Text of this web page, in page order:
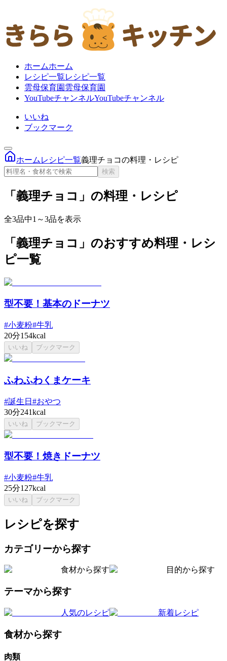
ホームホーム
レシピ一覧レシピ一覧
雲母保育園 雲母保育園
YouTubeチャンネルYouTubeチャンネル
いいね
ブックマーク
ホーム レシピ一覧義理チョコの料理・レシピ
検索
「義理チョコ」の料理・レシピ
全3品中1～3品を表示
「義理チョコ」のおすすめ料理・レシ
ピ一覧
型不要！基本のドーナツ
#小麦粉#牛乳
20分154kcal
いいね ブックマーク
ふわふわくまケーキ
#誕生日 #おやつ
30分241kcal
いいね ブックマーク
型不要！焼きドーナツ
#小麦粉#牛乳
25分127kcal
いいね ブックマーク
レシピを探す
カテゴリーから探す
食材から探す 目的から探す
テーマから探す
人気のレシピ 新着レシピ
食材から探す
肉類